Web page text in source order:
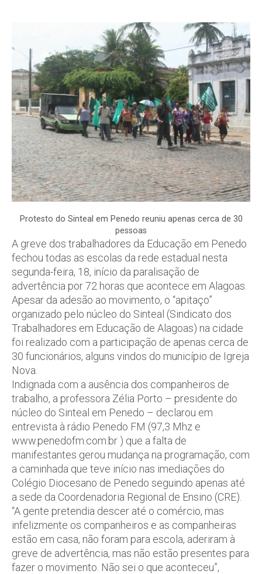
Protesto do Sinteal em Penedo reuniu apenas cerca de 30
pessoas
A greve dos trabalhadores da Educação em Penedo
fechou todas as escolas da rede estadual nesta
segunda-feira, 18, início da paralisação de
advertência por 72 horas que acontece em Alagoas.
Apesar da adesão ao movimento, o “apitaço”
organizado pelo núcleo do Sinteal (Sindicato dos
Trabalhadores em Educação de Alagoas) na cidade
foi realizado com a participação de apenas cerca de
30 funcionários, alguns vindos do município de Igreja
Nova.
Indignada com a ausência dos companheiros de
trabalho, a professora Zélia Porto – presidente do
núcleo do Sinteal em Penedo – declarou em
entrevista à rádio Penedo FM (97,3 Mhz e
www.penedofm.com.br ) que a falta de
manifestantes gerou mudança na programação, com
a caminhada que teve início nas imediações do
Colégio Diocesano de Penedo seguindo apenas até
a sede da Coordenadoria Regional de Ensino (CRE).
“A gente pretendia descer até o comércio, mas
infelizmente os companheiros e as companheiras
estão em casa, não foram para escola, aderiram à
greve de advertência, mas não estão presentes para
fazer o movimento. Não sei o que aconteceu”,